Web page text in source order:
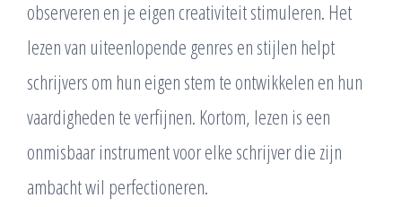
observeren en je eigen creativiteit stimuleren. Het
lezen van uiteenlopende genres en stijlen helpt
schrijvers om hun eigen stem te ontwikkelen en hun
vaardigheden te verfijnen. Kortom, lezen is een
onmisbaar instrument voor elke schrijver die zijn
ambacht wil perfectioneren.